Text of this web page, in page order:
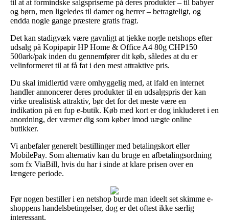
til at at formindske salgspriserne på deres produkter – til babyer
og børn, men ligeledes til damer og herrer – betragteligt, og
endda nogle gange præstere gratis fragt.
Det kan stadigvæk være gavnligt at tjekke nogle netshops efter
udsalg på Kopipapir HP Home & Office A4 80g CHP150
500ark/pak inden du gennemfører dit køb, således at du er
velinformeret til at få fat i den mest attraktive pris.
Du skal imidlertid være omhyggelig med, at ifald en internet
handler annoncerer deres produkter til en udsalgspris der kan
virke urealistisk attraktiv, bør det for det meste være en
indikation på en fup e-butik. Køb med kort er dog inkluderet i en
anordning, der værner dig som køber imod uægte online
butikker.
Vi anbefaler generelt bestillinger med betalingskort eller
MobilePay. Som alternativ kan du bruge en afbetalingsordning
som fx ViaBill, hvis du har i sinde at klare prisen over en
længere periode.
Før nogen bestiller i en netshop burde man ideelt set skimme e-
shoppens handelsbetingelser, dog er det oftest ikke særlig
interessant.